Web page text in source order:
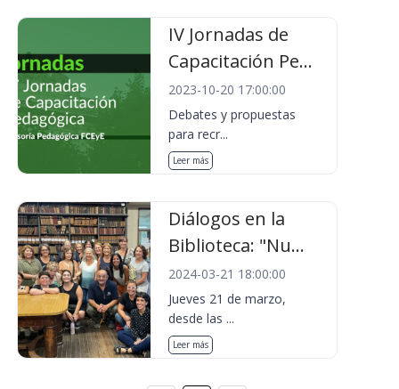
IV Jornadas de
Capacitación Pe...
2023-10-20 17:00:00
Debates y propuestas
para recr...
Leer más
Diálogos en la
Biblioteca: "Nu...
2024-03-21 18:00:00
Jueves 21 de marzo,
desde las ...
Leer más